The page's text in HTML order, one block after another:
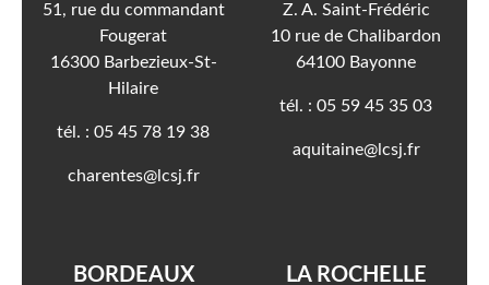
51, rue du commandant
Fougerat
16300 Barbezieux-St-
Hilaire
05 45 78 19 38
charentes@lcsj.fr
Z. A. Saint-Frédéric
10 rue de Chalibardon
64100 Bayonne
05 59 45 35 03
aquitaine@lcsj.fr
BORDEAUX LA ROCHELLE